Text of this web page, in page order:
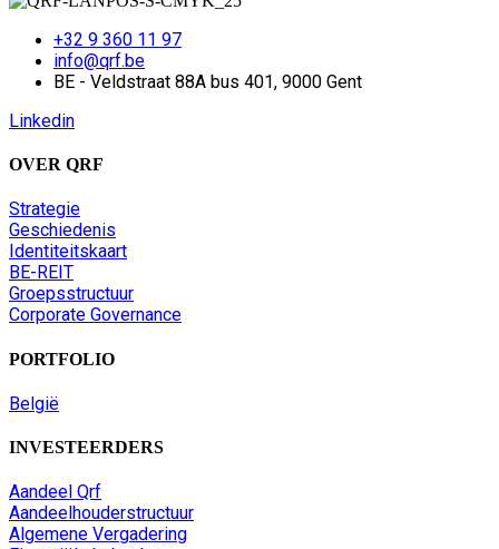
+32 9 360 11 97
info@qrf.be
BE - Veldstraat 88A bus 401, 9000 Gent
Linkedin
OVER QRF
Strategie
Geschiedenis
Identiteitskaart
BE-REIT
Groepsstructuur
Corporate Governance
PORTFOLIO
België
INVESTEERDERS
Aandeel Qrf
Aandeelhouderstructuur
Algemene Vergadering